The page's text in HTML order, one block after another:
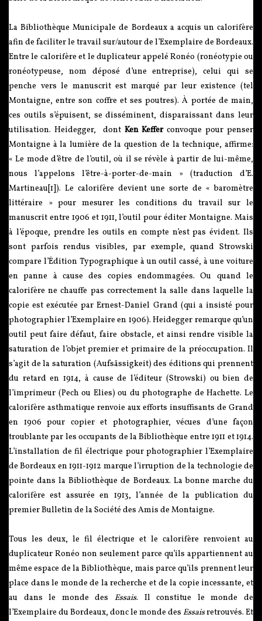
La Bibliothèque Municipale de Bordeaux a acquis un calorifère
afin de faciliter le travail sur/autour de l’Exemplaire de Bordeaux.
Entre le calorifère et le duplicateur appelé Ronéo (ronéotypie ou
ronéotypeuse, nom déposé d’une entreprise), celui qui se
penche vers le manuscrit est marqué par leur existence (tel
Montaigne, entre son coffre et ses poutres). À portée de main,
ces outils s’épuisent, se disséminent, disparaissant dans leur
utilisation. Heidegger, dont Ken Kefferconvoque pour penser
Montaigne à la lumière de la question de la technique, affirme:
« Le mode d’être de l’outil, où il se révèle à partir de lui-même,
nous l’appelons l’être-à-porter-de-main » (traduction d’E.
Martineau[1]). Le calorifère devient une sorte de « baromètre
littéraire » pour mesurer les conditions du travail sur le
manuscrit entre 1906 et 1911, l’outil pour éditer Montaigne. Mais
à l’époque, prendre les outils en compte n’est pas évident. Ils
sont parfois rendus visibles, par exemple, quand Strowski
compare l’Édition Typographique à un outil cassé, à une voiture
en panne à cause des copies endommagées. Ou quand le
calorifère ne chauffe pas correctement la salle dans laquelle la
copie est exécutée par Ernest-Daniel Grand (qui a insisté pour
photographier l’Exemplaire en 1906). Heidegger remarque qu’un
outil peut faire défaut, faire obstacle, et ainsi rendre visible la
saturation de l’objet premier et primaire de la préoccupation. Il
s’agit de la saturation (Aufsässigkeit) des éditions qui prennent
du retard en 1914, à cause de l’éditeur (Strowski) ou bien de
l’imprimeur (Pech ou Elies) ou du photographe de Hachette. Le
calorifère asthmatique renvoie aux efforts insuffisants de Grand
en 1906 pour copier et photographier, vécues d’une façon
troublante par les occupants de la Bibliothèque entre 1911 et 1914.
L’installation de fil électrique pour photographier l’Exemplaire
de Bordeaux en 1911-1912 marque l’irruption de la technologie de
pointe dans la Bibliothèque de Bordeaux. La bonne marche du
calorifère est assurée en 1913, l’année de la publication du
premier Bulletin de la Société des Amis de Montaigne.
Tous les deux, le fil électrique et le calorifère renvoient au
duplicateur Ronéo non seulement parce qu’ils appartiennent au
même espace de la Bibliothèque, mais parce qu’ils prennent leur
place dans le monde de la recherche et de la copie incessante, et
au dans le monde des Essais. Il constitue le monde de
l’Exemplaire du Bordeaux, donc le monde des Essaisretrouvés. Et